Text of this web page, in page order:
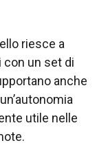
riesce a
un set di
anche
utile nelle